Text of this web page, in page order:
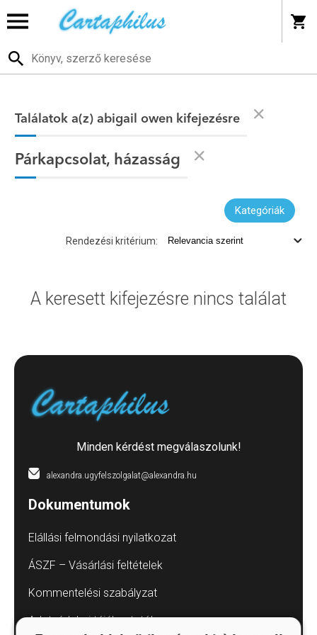
Találatok a(z) abigail owen kifejezésre
Párkapcsolat, házasság
Kategóriák
Rendezési kritérium:
A keresett kifejezésre nincs találat
Minden kérdést megválaszolunk!
alexandra.ugyfelszolgalat@alexandra.hu
Dokumentumok
Elállási felmondási nyilatkozat
ÁSZF – Vásárlási feltételek
Kommentelési szabályzat
Adatvédelmi tájékoztatók